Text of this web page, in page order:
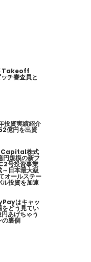
Takeoff
チ審査員と
資実績紹介
億円を出資
株式
規模の新フ
号投資事業
日本最大級
オールステー
投資を加速
はキャッ
をどう見てい
あげちゃう
の裏側